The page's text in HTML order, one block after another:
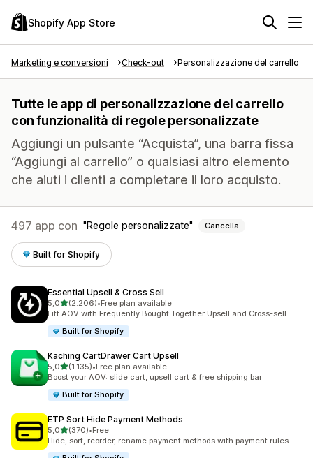
Shopify App Store
Marketing e conversioni Check-out Personalizzazione del carrello
Tutte le app di personalizzazione del carrello
con funzionalità di regole personalizzate
Aggiungi un pulsante “Acquista”, una barra fissa
“Aggiungi al carrello” o qualsiasi altro elemento
che aiuti i clienti a completare il loro acquisto.
497 app con Regole personalizzate Cancella
Built for Shopify
Essential Upsell & Cross Sell
5,0stelle su 5
(2.206)
2206 recensioni totali
•Free plan available
Lift AOV with Frequently Bought Together Upsell and Cross-sell
Built for Shopify
Kaching CartDrawer Cart Upsell
5,0stelle su 5
(1.135)
1135 recensioni totali
•Free plan available
Boost your AOV: slide cart, upsell cart & free shipping bar
Built for Shopify
ETP Sort Hide Payment Methods
5,0stelle su 5
(370)
370 recensioni totali
•Free
Hide, sort, reorder, rename payment methods with payment rules